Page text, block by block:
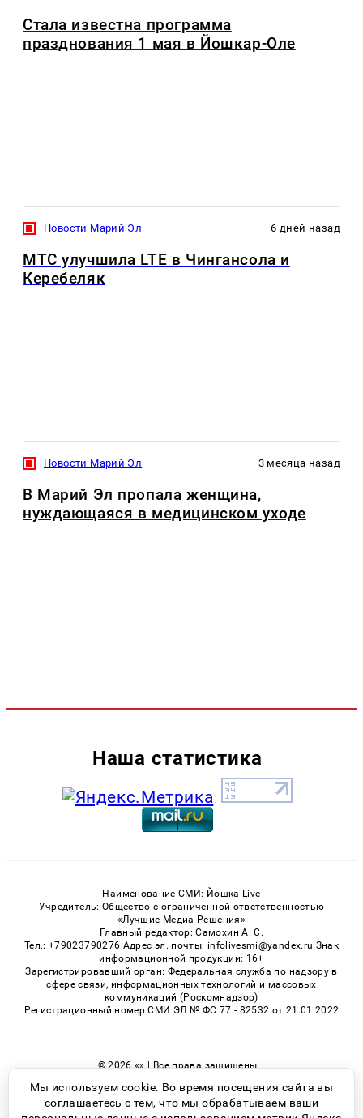
Стала известна программа
празднования 1 мая в Йошкар-Оле
Новости Марий Эл 6 дней назад
МТС улучшила LTE в Чингансола и
Керебеляк
Новости Марий Эл 3 месяца назад
В Марий Эл пропала женщина,
нуждающаяся в медицинском уходе
Наша статистика
Наименование СМИ: Йошка Live
Учредитель: Общество с ограниченной ответственностью
«Лучшие Медиа Решения»
Главный редактор: Самохин А. С.
Тел.: +79023790276 Адрес эл. почты: infolivesmi@yandex.ru Знак
информационной продукции: 16+
Зарегистрировавший орган: Федеральная служба по надзору в
сфере связи, информационных технологий и массовых
коммуникаций (Роскомнадзор)
Регистрационный номер СМИ ЭЛ № ФС 77 - 82532 от 21.01.2022
© 2026 «» | Все права защищены
Возрастная категория сайта 16+
Политика конфиденциальности
Мы используем cookie. Во время посещения сайта вы
соглашаетесь с тем, что мы обрабатываем ваши